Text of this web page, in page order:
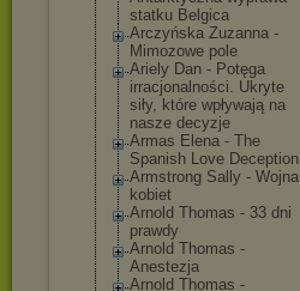
statku Belgica
Arczyńska Zuzanna -
Mimozowe pole
Ariely Dan - Potęga
irracjonalności. Ukryte
siły, które wpływają na
nasze decyzje
Armas Elena - The
Spanish Love Deception
Armstrong Sally - Wojna
kobiet
Arnold Thomas - 33 dni
prawdy
Arnold Thomas -
Anestezja
Arnold Thomas -